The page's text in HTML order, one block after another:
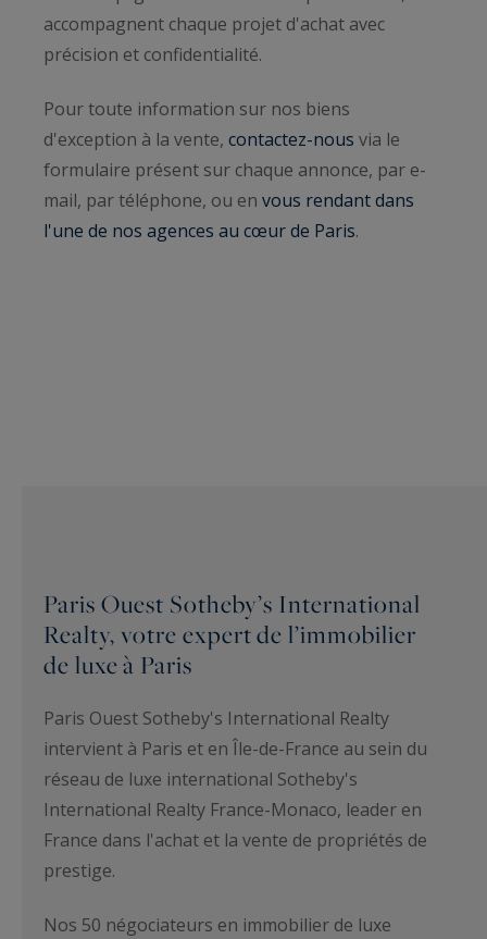
accompagnent chaque projet d'achat avec
précision et confidentialité.
Pour toute information sur nos biens
d'exception à la vente, contactez-nous via le
formulaire présent sur chaque annonce, par e-
mail, par téléphone, ou en vous rendant dans
l'une de nos agences au cœur de Paris.
Paris Ouest Sotheby’s International
Realty, votre expert de l’immobilier
de luxe à Paris
Paris Ouest Sotheby's International Realty
intervient à Paris et en Île-de-France au sein du
réseau de luxe international Sotheby's
International Realty France-Monaco, leader en
France dans l'achat et la vente de propriétés de
prestige.
Nos 50 négociateurs en immobilier de luxe